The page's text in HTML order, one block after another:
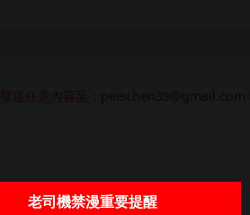
送任意內容至： peischen39@gmail.com
出版漫画
肉慾
老司機禁漫重要提醒